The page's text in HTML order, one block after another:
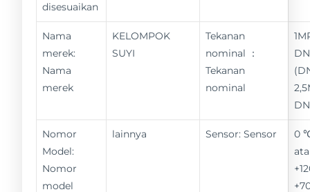
disesuaikan
Nama
merek:
Nama
merek
KELOMPOK
SUYI
Tekanan
nominal ：
Tekanan
nominal
Nomor
Model:
Nomor
model
lainnya Sensor: Sensor
0